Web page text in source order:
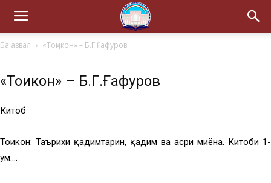
Ба аввал «Тоҷикон» – Б.Г.Ғафуров
«Тоҷикон» – Б.Г.Ғафуров
Китоб
Тоҷикон: Таърихи қадимтарин, қадим ва асри миёна. Китоби 1-
ум….